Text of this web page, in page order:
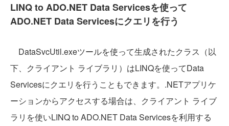
LINQ to ADO.NET Data Servicesを使って
ADO.NET Data Servicesにクエリを行う
DataSvcUtil.exeツールを使って生成されたクラス（以
下、クライアント ライブラリ）はLINQを使ってData
Servicesにクエリを行うこともできます。.NETアプリケ
ーションからアクセスする場合は、クライアント ライブ
ラリを使いLINQ to ADO.NET Data Servicesを利用する